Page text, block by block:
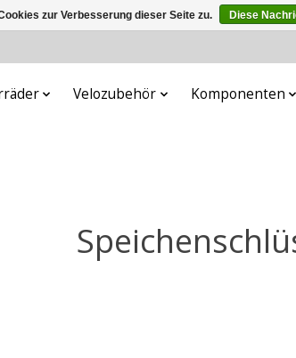
Velozubehör Komponenten
zur Verbesserung dieser Seite zu. Diese